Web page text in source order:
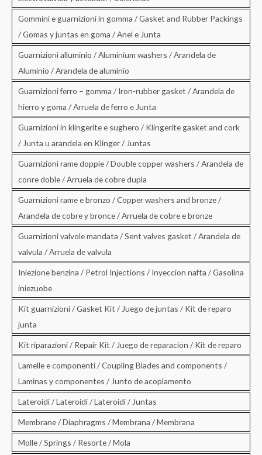
Gommini e guarnizioni in gomma / Gasket and Rubber Packings
/ Gomas y juntas en goma / Anel e Junta
Guarnizioni alluminio / Aluminium washers / Arandela de
Aluminio / Arandela de aluminio
Guarnizioni ferro – gomma / Iron-rubber gasket / Arandela de
hierro y goma / Arruela de ferro e Junta
Guarnizioni in klingerite e sughero / Klingerite gasket and cork
/ Junta u arandela en Klinger / Juntas
Guarnizioni rame doppie / Double copper washers / Arandela de
conre doble / Arruela de cobre dupla
Guarnizioni rame e bronzo / Copper washers and bronze /
Arandela de cobre y bronce / Arruela de cobre e bronze
Guarnizioni valvole mandata / Sent valves gasket / Arandela de
valvula / Arruela de valvula
Iniezione benzina / Petrol Injections / Inyeccion nafta / Gasolina
iniezuobe
Kit guarnizioni / Gasket Kit / Juego de juntas / Kit de reparo
junta
Kit riparazioni / Repair Kit / Juego de reparacion / Kit de reparo
Lamelle e componenti / Coupling Blades and components /
Laminas y componentes / Junto de acoplamento
Lateroidi / Lateroidi / Lateroidi / Juntas
Membrane / Diaphragms / Membrana / Membrana
Molle / Springs / Resorte / Mola